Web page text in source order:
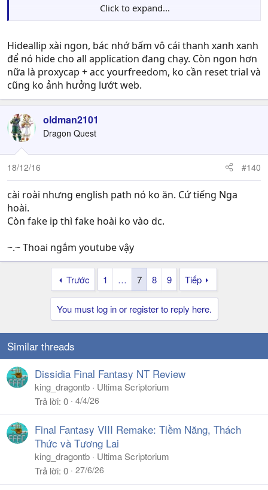
ps : File patch tiếng anh mình ko apply đc vì đường dẫn
dẫn được ko ? Hay nếu trót chạy sai đường dẫn là vĩnh
viễn ko thay đổi đc ?
Click to expand...
Hideallip xài ngon, bác nhớ bấm vô cái thanh xanh xanh
để nó hide cho all application đang chạy. Còn ngon hơn
nữa là proxycap + acc yourfreedom, ko cần reset trial và
cũng ko ảnh hưởng lướt web.
oldman2101
Dragon Quest
18/12/16 #140
cài roài nhưng english path nó ko ăn. Cứ tiếng Nga
hoài.
Còn fake ip thì fake hoài ko vào dc.
~.~ Thoai ngắm youtube vậy
Trước 1 … 7 8 9 Tiếp
You must log in or register to reply here.
Similar threads
Dissidia Final Fantasy NT Review
king_dragontb
Ultima Scriptorium
Trả lời 0 4/4/26
Final Fantasy VIII Remake: Tiềm Năng, Thách
Thức và Tương Lai
king_dragontb
Ultima Scriptorium
Trả lời 0 27/6/26